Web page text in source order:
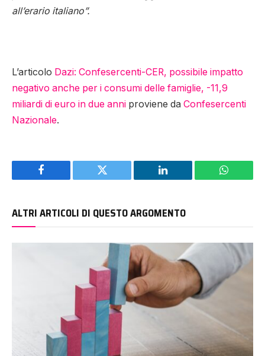
all’erario italiano”.
L’articolo Dazi: Confesercenti-CER, possibile impatto
negativo anche per i consumi delle famiglie, -11,9
miliardi di euro in due anni proviene da Confesercenti
Nazionale.
Facebook Twitter LinkedIn
ALTRI ARTICOLI DI QUESTO ARGOMENTO